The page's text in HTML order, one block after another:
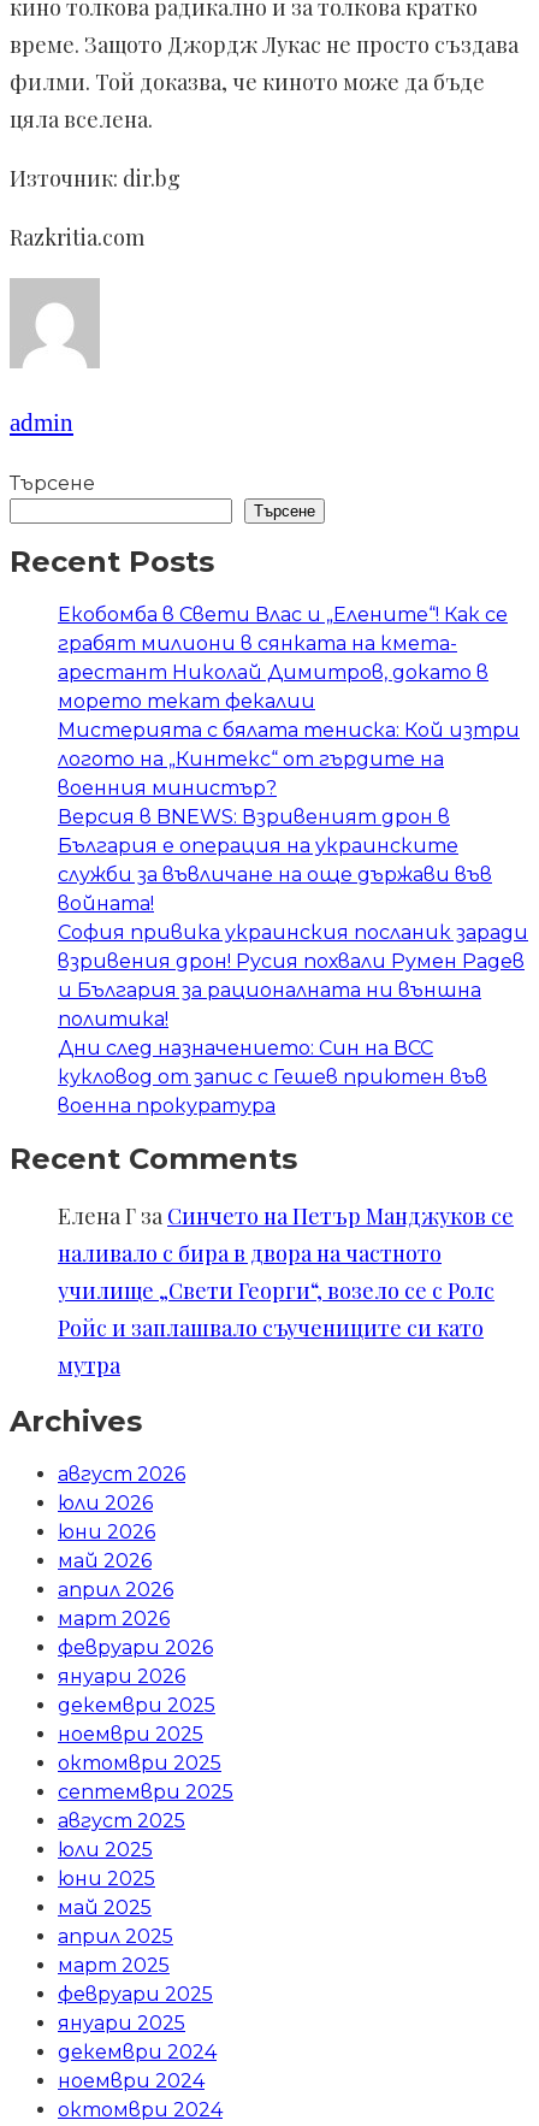
кино толкова радикално и за толкова кратко
време. Защото Джордж Лукас не просто създава
филми. Той доказва, че киното може да бъде
цяла вселена.
Източник: dir.bg
Razkritia.com
admin
Търсене
Търсене
Recent Posts
Екобомба в Свети Влас и „Елените“! Как се
грабят милиони в сянката на кмета-
арестант Николай Димитров, докато в
морето текат фекалии
Мистерията с бялата тениска: Кой изтри
логото на „Кинтекс“ от гърдите на
военния министър?
Версия в BNEWS: Взривеният дрон в
България е операция на украинските
служби за въвличане на още държави във
войната!
София привика украинския посланик заради
взривения дрон! Русия похвали Румен Радев
и България за рационалната ни външна
политика!
Дни след назначението: Син на ВСС
кукловод от запис с Гешев приютен във
военна прокуратура
Recent Comments
Елена Г за Синчето на Петър Манджуков се
наливало с бира в двора на частното
училище „Свети Георги“, возело се с Ролс
Ройс и заплашвало съучениците си като
мутра
Archives
август 2026
юли 2026
юни 2026
май 2026
април 2026
март 2026
февруари 2026
януари 2026
декември 2025
ноември 2025
октомври 2025
септември 2025
август 2025
юли 2025
юни 2025
май 2025
април 2025
март 2025
февруари 2025
януари 2025
декември 2024
ноември 2024
октомври 2024